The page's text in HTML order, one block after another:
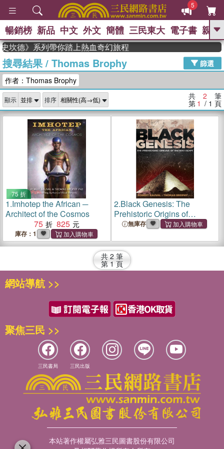
5
GO
熱搜： 東野圭吾 高希均教授回憶錄
、 The Odyssey 、 父親節 、 如果歷
獎 臺灣漫遊錄 、 方念華 、 台灣的李
登輝時代
數學女孩：黎曼猜想 、
偉大的迷走神經
暢銷榜 新品 中文 外文 簡體 三民東大 電子書 親子
坎德》系列帶你踏上熱血奇幻旅程
搜尋結果/ Thomas Brophy
篩選
作者：Thomas Brophy
顯示 排序 共 2 筆
第 1 / 1 頁
75 折
1.Imhotep the African ─
Architect of the Cosmos
75
825
庫存：1
2.Black Genesis: The
Prehistoric Origins of
Ancient Egypt
無庫存
共 2 筆
第 1 頁
網站導航 >>
聚焦三民 >>
三民書局 三民出版
本站著作權屬弘雅三民圖書股份有限公司